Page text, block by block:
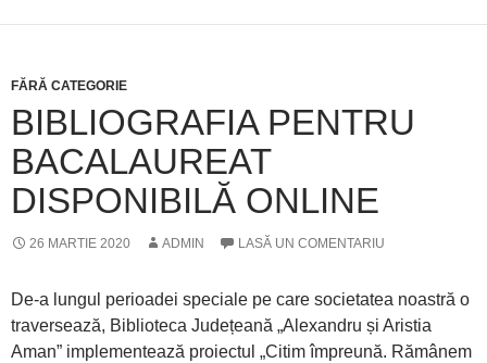
FĂRĂ CATEGORIE
BIBLIOGRAFIA PENTRU
BACALAUREAT
DISPONIBILĂ ONLINE
26 MARTIE 2020 ADMIN LASĂ UN COMENTARIU
De-a lungul perioadei speciale pe care societatea noastră o
traversează, Biblioteca Județeană „Alexandru și Aristia
Aman” implementează proiectul „Citim împreună. Rămânem